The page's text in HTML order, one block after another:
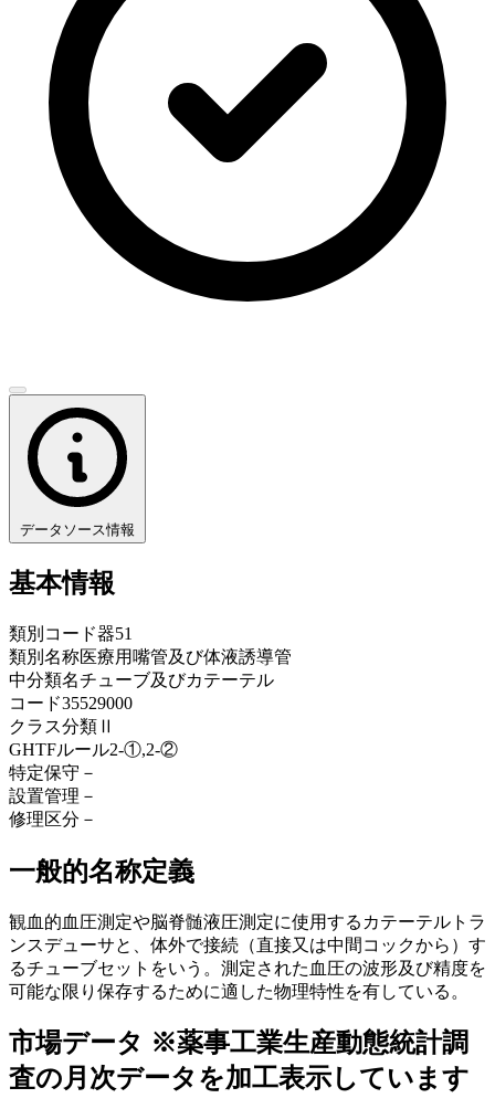
データソース情報
基本情報
類別コード器51
類別名称医療用嘴管及び体液誘導管
中分類名チューブ及びカテーテル
コード35529000
クラス分類 Ⅱ
GHTFルール2-①,2-②
特定保守 －
設置管理 －
修理区分 －
一般的名称定義
観血的血圧測定や脳脊髄液圧測定に使用するカテーテルトラ
ンスデューサと、体外で接続（直接又は中間コックから）す
るチューブセットをいう。測定された血圧の波形及び精度を
可能な限り保存するために適した物理特性を有している。
市場データ ※薬事工業生産動態統計調
査の月次データを加工表示しています